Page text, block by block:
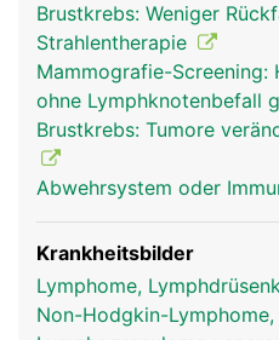
Fremdkörper und
machen sie unschädlich.
Glasstaub, Kohle,
auch in den Lymphknoten
der Körper nicht
Lymphknoten wird
Lymphozyten (weisse
die als "Abwehrpolizei"
und Lymphgefässsystem
körpereigenen Abwehr
den Lymphknoten die
Brustkrebs: Weniger
Strahlentherapie
Mammografie-Screening:
ohne Lymphknotenbefall
Brustkrebs: Tumore
Abwehrsystem oder
Krankheitsbilder
Lymphome,
Non-Hodgkin-Lymphome,